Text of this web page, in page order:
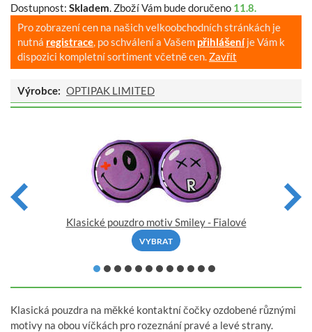
Dostupnost: Skladem. Zboží Vám bude doručeno 11.8.
Pro zobrazení cen na našich velkoobchodních stránkách je
nutná registrace, po schválení a Vašem přihlášeníje Vám k
dispozici kompletní sortiment včetně cen. Zavřít
Výrobce: OPTIPAK LIMITED
Klasické pouzdro motiv Smiley - Fialové
VYBRAT
Klasická pouzdra na měkké kontaktní čočky ozdobené různými
motivy na obou víčkách pro rozeznání pravé a levé strany.